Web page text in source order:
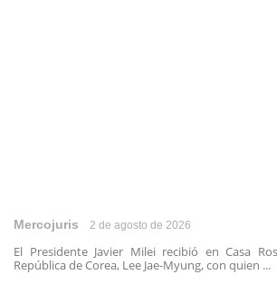
Mercojuris 2 de agosto de 2026
El Presidente Javier Milei recibió en Casa
República de Corea, Lee Jae-Myung, con quien ...